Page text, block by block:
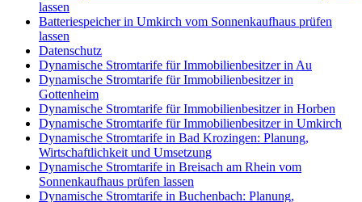
lassen
Batteriespeicher in Umkirch vom Sonnenkaufhaus prüfen
lassen
Datenschutz
Dynamische Stromtarife für Immobilienbesitzer in Au
Dynamische Stromtarife für Immobilienbesitzer in
Gottenheim
Dynamische Stromtarife für Immobilienbesitzer in Horben
Dynamische Stromtarife für Immobilienbesitzer in Umkirch
Dynamische Stromtarife in Bad Krozingen: Planung,
Wirtschaftlichkeit und Umsetzung
Dynamische Stromtarife in Breisach am Rhein vom
Sonnenkaufhaus prüfen lassen
Dynamische Stromtarife in Buchenbach: Planung,